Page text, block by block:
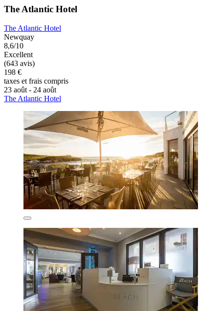
The Atlantic Hotel
The Atlantic Hotel
Newquay
8,6/10
Excellent
(643 avis)
198 €
taxes et frais compris
23 août - 24 août
The Atlantic Hotel